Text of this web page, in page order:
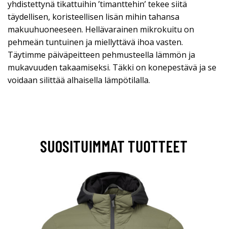
yhdistettynä tikattuihin ’timanttehin’ tekee siitä
täydellisen, koristeellisen lisän mihin tahansa
makuuhuoneeseen. Hellävarainen mikrokuitu on
pehmeän tuntuinen ja miellyttävä ihoa vasten.
Täytimme päiväpeitteen pehmusteella lämmön ja
mukavuuden takaamiseksi. Täkki on konepestävä ja se
voidaan silittää alhaisella lämpötilalla.
SUOSITUIMMAT TUOTTEET